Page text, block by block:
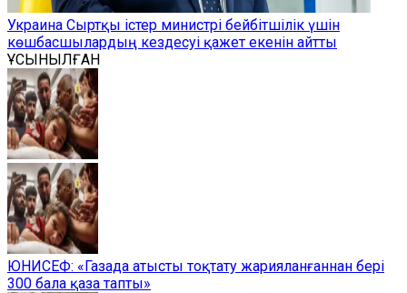
Украина Сыртқы істер министрі бейбітшілік үшін
көшбасшылардың кездесуі қажет екенін айтты
ҰСЫНЫЛҒАН
ЮНИСЕФ: «Газада атысты тоқтату жарияланғаннан бері
300 бала қаза тапты»